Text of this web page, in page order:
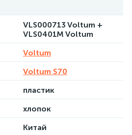
VLS000713 Voltum +
VLS0401M Voltum
Voltum
Voltum S70
пластик
хлопок
Китай